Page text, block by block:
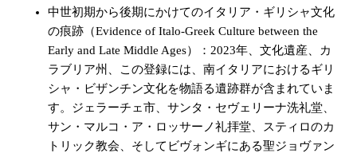
中世初期から後期にかけてのイタリア・ギリシャ文化
の痕跡（Evidence of Italo-Greek Culture between the
Early and Late Middle Ages）：2023年、文化遺産、カ
ラブリア州、この登録には、南イタリアにおけるギリ
シャ・ビザンチン文化を物語る遺跡群が含まれていま
す。ジェラーチェ市、サンタ・セヴェリーナ洗礼堂、
サン・マルコ・ア・ロッサーノ礼拝堂、スティロのカ
トリック教会、そしてビヴォンギにある聖ジョヴァン